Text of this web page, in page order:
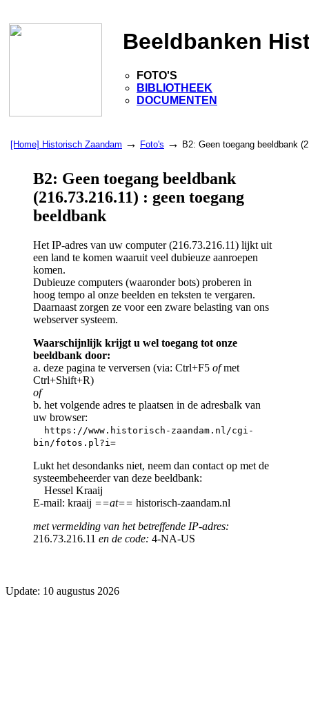
Beeldbanken
FOTO'S
BIBLIOTHEEK
DOCUMENTEN
[Home] Historisch Zaandam → Foto's → B2: Geen toegang beeldbank
B2: Geen toegang beeldbank
(216.73.216.11) : geen toegang
beeldbank
Het IP-adres van uw computer (216.73.216.11) lijkt uit
een land te komen waaruit veel dubieuze aanroepen
komen.
Dubieuze computers (waaronder bots) proberen in
hoog tempo al onze beelden en teksten te vergaren.
Daarnaast zorgen ze voor een zware belasting van ons
webserver systeem.
Waarschijnlijk krijgt u wel toegang tot onze
beeldbank door:
a. deze pagina te verversen (via: Ctrl+F5 ofmet
Ctrl+Shift+R)
of
b. het volgende adres te plaatsen in de adresbalk van
uw browser:
https://www.historisch-zaandam.nl/cgi-
bin/fotos.pl?i=
Lukt het desondanks niet, neem dan contact op met de
systeembeheerder van deze beeldbank:
Hessel Kraaij
E-mail: kraaij ==at== historisch-zaandam.nl
met vermelding van het betreffende IP-adres:
216.73.216.11 en de code: 4-NA-US
Update: 10 augustus 2026